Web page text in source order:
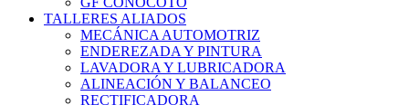
TALLERES ALIADOS
MECÁNICA AUTOMOTRIZ
ENDEREZADA Y PINTURA
LAVADORA Y LUBRICADORA
ALINEACIÓN Y BALANCEO
RECTIFICADORA